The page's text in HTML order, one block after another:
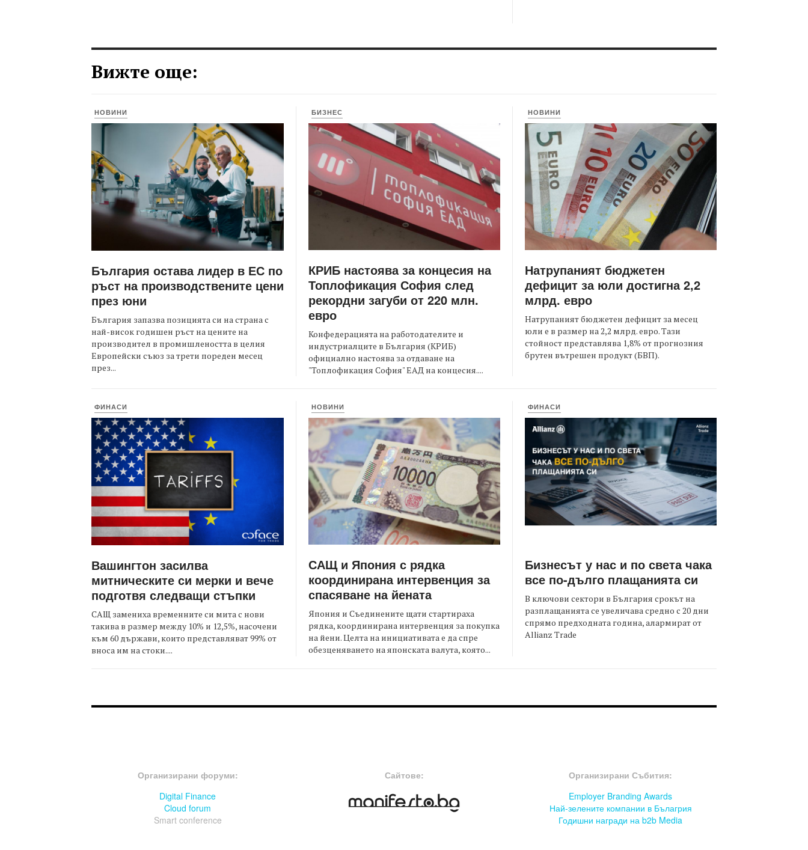
Вижте още:
НОВИНИ
България остава лидер в ЕС по
ръст на производствените цени
през юни
България запазва позицията си на страна с
най-висок годишен ръст на цените на
производител в промишлеността в целия
Европейски съюз за трети пореден месец
през...
БИЗНЕС
КРИБ настоява за концесия на
Топлофикация София след
рекордни загуби от 220 млн.
евро
Конфедерацията на работодателите и
индустриалците в България (КРИБ)
официално настоява за отдаване на
"Топлофикация София" ЕАД на концесия....
НОВИНИ
Натрупаният бюджетен
дефицит за юли достигна 2,2
млрд. евро
Натрупаният бюджетен дефицит за месец
юли е в размер на 2,2 млрд. евро. Тази
стойност представлява 1,8% от прогнозния
брутен вътрешен продукт (БВП).
ФИНАСИ
Вашингтон засилва
митническите си мерки и вече
подготвя следващи стъпки
САЩ замениха временните си мита с нови
такива в размер между 10% и 12,5%, насочени
към 60 държави, които представляват 99% от
вноса им на стоки....
НОВИНИ
САЩ и Япония с рядка
координирана интервенция за
спасяване на йената
Япония и Съединените щати стартираха
рядка, координирана интервенция за покупка
на йени. Целта на инициативата е да спре
обезценяването на японската валута, която...
ФИНАСИ
Бизнесът у нас и по света чака
все по-дълго плащанията си
В ключови сектори в България срокът на
разплащанията се увеличава средно с 20 дни
спрямо предходната година, алармират от
Allianz Trade
Организирани форуми:
Digital Finance
Cloud forum
Smart conference
Сайтове:
Организирани Събития:
Employer Branding Awards
Най-зелените компании в Бълагрия
Годишни награди на b2b Media